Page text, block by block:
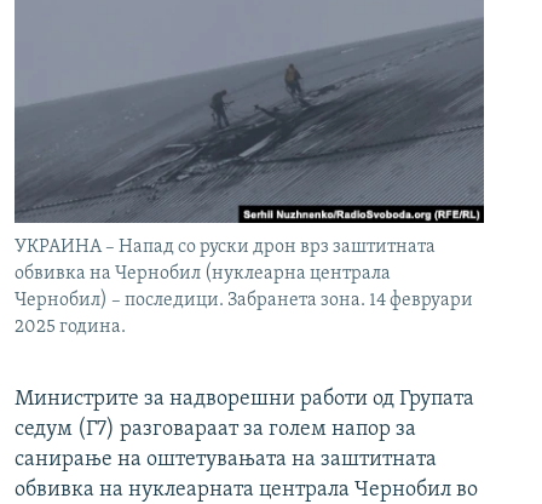
УКРАИНА – Напад со руски дрон врз заштитната
обвивка на Чернобил (нуклеарна централа
Чернобил) – последици. Забранета зона. 14 февруари
2025 година.
Министрите за надворешни работи од Групата
седум (Г7) разговараат за голем напор за
санирање на оштетувањата на заштитната
обвивка на нуклеарната централа Чернобил во